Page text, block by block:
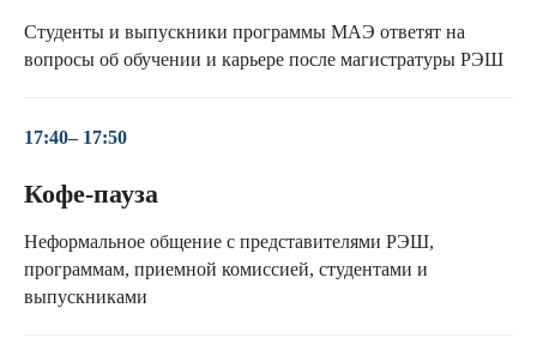
Студенты и выпускники программы МАЭ ответят на
вопросы об обучении и карьере после магистратуры РЭШ
17:40– 17:50
Кофе-пауза
Неформальное общение с представителями РЭШ,
программам, приемной комиссией, студентами и
выпускниками
Образование на уровне
стандартов
профессоров РЭШ — обладатели степени
PhD топовых вузов мира (Harvard, MIT,
90%